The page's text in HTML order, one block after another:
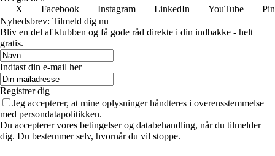
X
Facebook Instagram LinkedIn YouTube
Nyhedsbrev: Tilmeld dig nu
Bliv en del af klubben og få gode råd direkte i din indbakke - helt
gratis.
Indtast din e-mail her
Registrer dig
Jeg accepterer, at mine oplysninger håndteres i overensstemmelse
med persondatapolitikken.
Du accepterer vores betingelser og databehandling, når du tilmelder
dig. Du bestemmer selv, hvornår du vil stoppe.